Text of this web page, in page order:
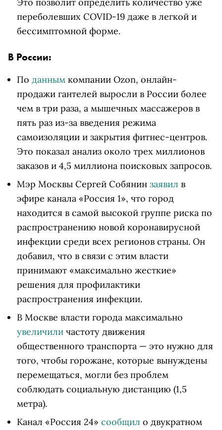
переболевших COVID-19 даже в легкой и
бессимптомной форме.
В России:
По данным компании Ozon, онлайн-
продажи гантелей выросли в России более
чем в три раза, а мышечных массажеров в
пять раз из-за введения режима
самоизоляции и закрытия фитнес-центров.
Это показал анализ около трех миллионов
заказов и 4,5 миллиона поисковых запросов.
Мэр Москвы Сергей Собянин заявил в
эфире канала «Россия 1», что город
находится в самой высокой группе риска по
распространению новой коронавирусной
инфекции среди всех регионов страны. Он
добавил, что в связи с этим власти
принимают «максимально жесткие»
решения для профилактики
распространения инфекции.
В Москве власти города максимально
увеличили частоту движения
общественного транспорта — это нужно для
того, чтобы горожане, которые вынуждены
перемещаться, могли без проблем
соблюдать социальную дистанцию (1,5
метра).
Канал «Россия 24» сообщил о двукратном